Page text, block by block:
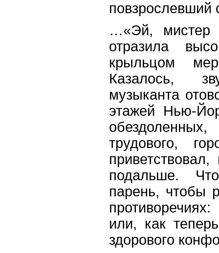
повзрослевший
…«Эй, мистер
отразила
крыльцом
Казалось,
музыканта
этажей Нью-
трудового,
подальше.
парень, чтобы
или, как
здорового